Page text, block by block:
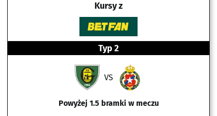
Kursy z
Typ 2
VS
Powyżej 1.5 bramki w meczu